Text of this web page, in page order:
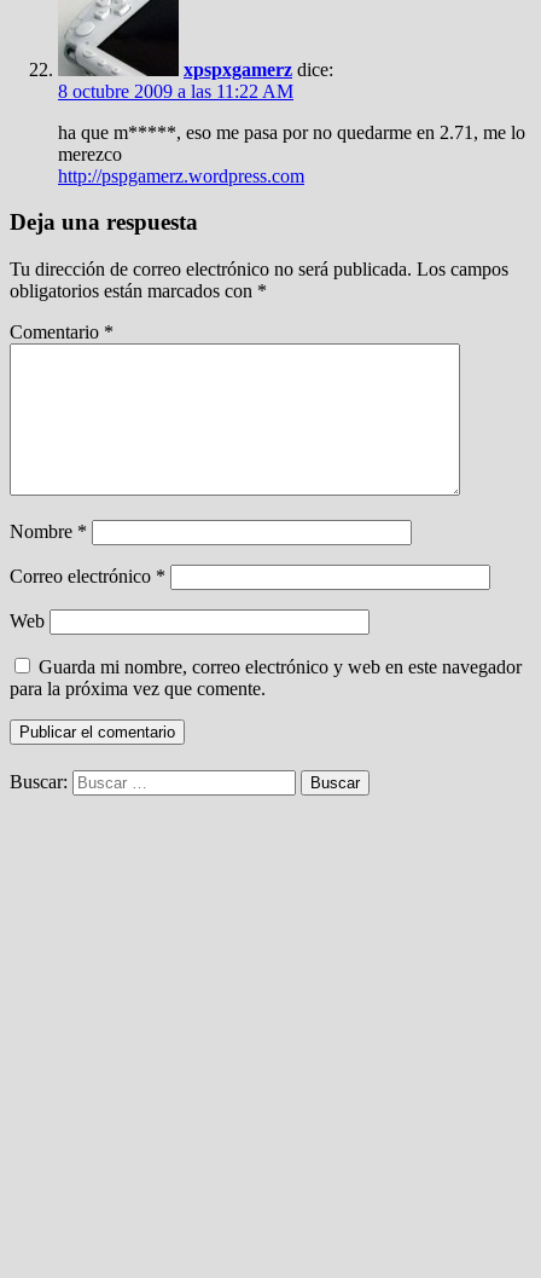
xpspxgamerz dice:
8 octubre 2009 a las 11:22 AM
ha que m*****, eso me pasa por no quedarme en 2.71, me lo
merezco
http://pspgamerz.wordpress.com
Deja una respuesta
Tu dirección de correo electrónico no será publicada. Los campos
obligatorios están marcados con *
Comentario *
Nombre *
Correo electrónico *
Web
Guarda mi nombre, correo electrónico y web en este navegador
para la próxima vez que comente.
Buscar: